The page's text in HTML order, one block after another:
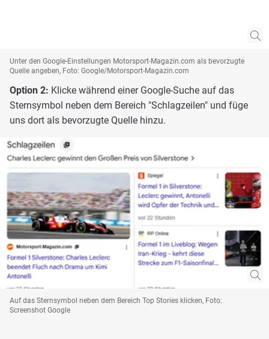
Unter den Google-Einstellungen Motorsport-Magazin.com als bevorzugte
Quelle angeben, Foto: Google/Motorsport-Magazin.com
Option 2: Klicke während einer Google-Suche auf das
Sternsymbol neben dem Bereich "Schlagzeilen" und füge
uns dort als bevorzugte Quelle hinzu.
Auf das Sternsymbol neben dem Bereich Top Stories klicken, Foto:
Screenshot Google